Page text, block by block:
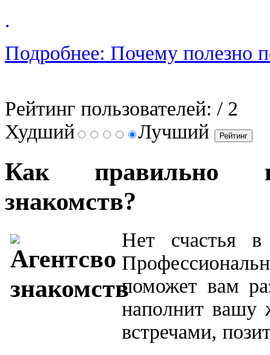
.
Подробнее: Почему полезно
Рейтинг пользователей: / 2
Худший
Лучший
Как правильно
знакомств?
Нет счастья
поможет вам
наполнит вашу
встречами,